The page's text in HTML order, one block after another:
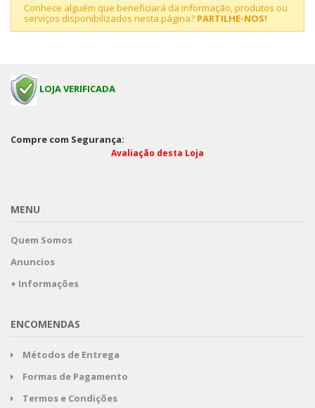
Conhece alguém que beneficiará da informação, produtos ou
serviços disponibilizados nesta página? PARTILHE-NOS!
LOJA VERIFICADA
Compre com Segurança:
Avaliação desta Loja
MENU
Quem Somos
Anuncios
+ Informações
ENCOMENDAS
Métodos de Entrega
Formas de Pagamento
Termos e Condições